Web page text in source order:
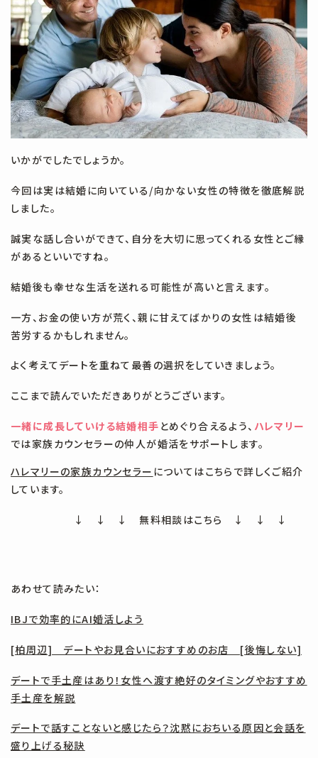
いかがでしたでしょうか。
今回は実は結婚に向いている/向かない女性の特徴を徹底解説
しました。
誠実な話し合いができて、自分を大切に思ってくれる女性とご縁
があるといいですね。
結婚後も幸せな生活を送れる可能性が高いと言えます。
一方、お金の使い方が荒く、親に甘えてばかりの女性は結婚後
苦労するかもしれません。
よく考えてデートを重ねて最善の選択をしていきましょう。
ここまで読んでいただきありがとうございます。
一緒に成長していける結婚相手 とめぐり合えるよう、 ハレマリー
では家族カウンセラーの仲人が婚活をサポートします。
ハレマリーの家族カウンセラー についてはこちらで詳しくご紹介
しています。
↓ ↓ ↓ 無料相談はこちら ↓ ↓ ↓
あわせて読みたい：
IBJで効率的にAI婚活しよう
[柏周辺] デートやお見合いにおすすめのお店 [後悔しない]
デートで手土産はあり！女性へ渡す絶好のタイミングやおすすめ
手土産を解説
デートで話すことないと感じたら？沈黙におちいる原因と会話を
盛り上げる秘訣